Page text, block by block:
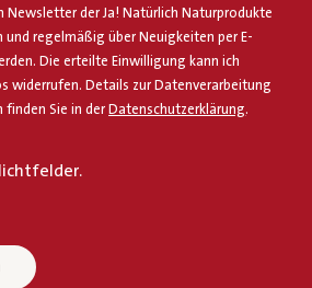
Newsletter der Ja! Natürlich Naturprodukte
und regelmäßig über Neuigkeiten per E-
Die erteilte Einwilligung kann ich
widerrufen. Details zur Datenverarbeitung
finden Sie in derDatenschutzerklärung.